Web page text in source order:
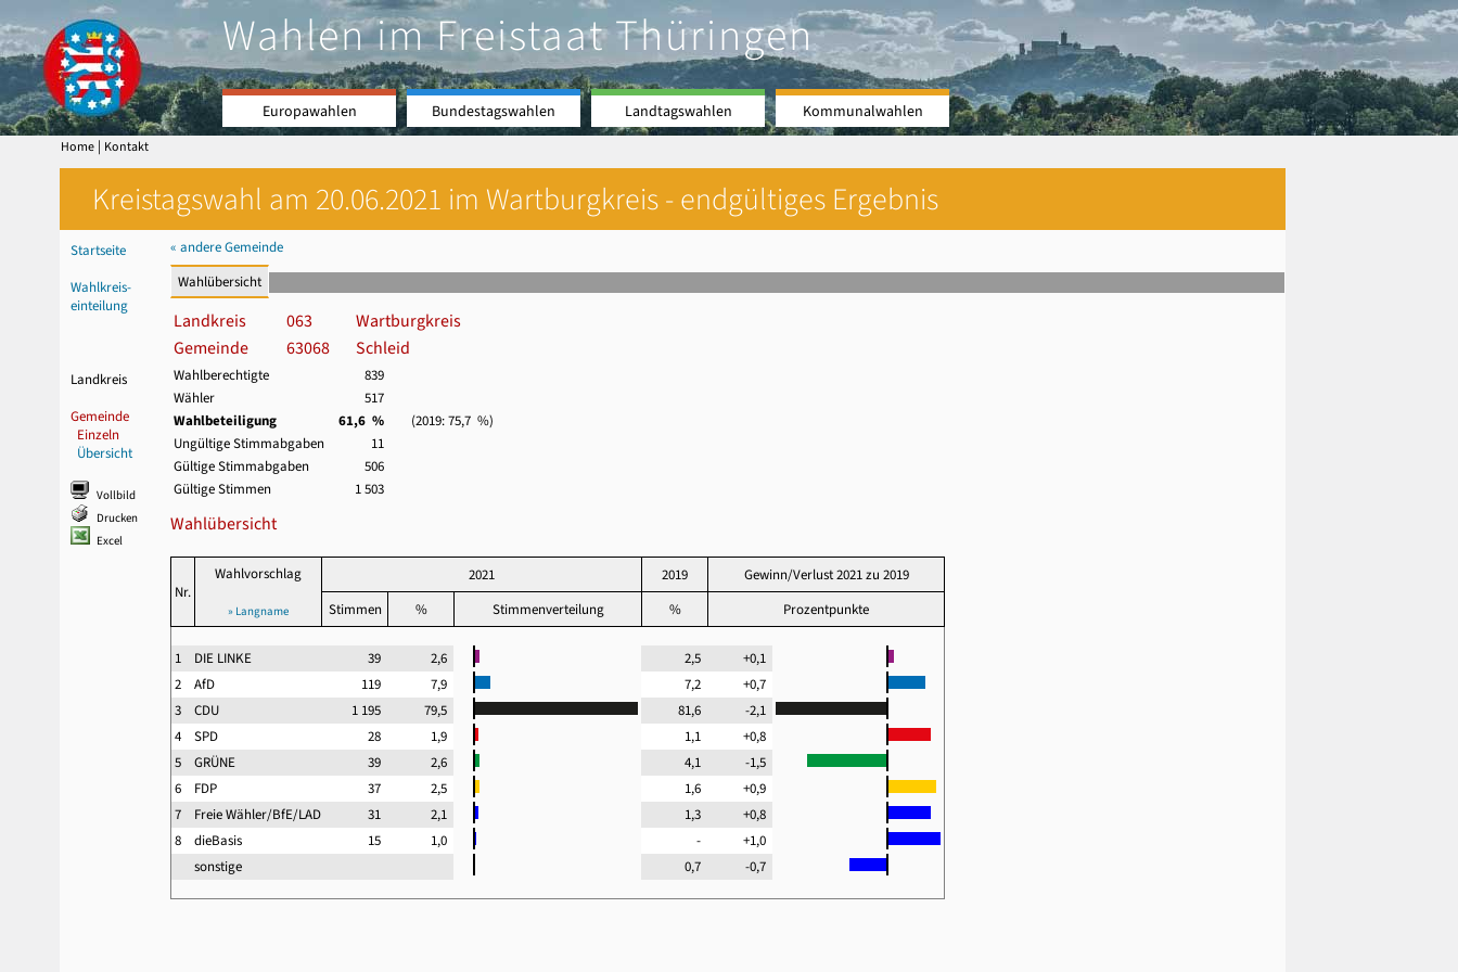
Wahlen im Freistaat Thüringen
Europawahlen Bundestagswahlen Landtagswahlen Kommunalwahlen
Home | Kontakt
Kreistagswahl am 20.06.2021 im Wartburgkreis - endgültiges Ergebnis
Startseite
Wahlkreis-
einteilung
Landkreis
Gemeinde
Einzeln
Übersicht
Vollbild
Drucken
Excel
« andere Gemeinde
Wahlübersicht
Landkreis 063
Wartburgkreis
Gemeinde
63068 Schleid
Wahlberechtigte
839
Wähler
517
Wahlbeteiligung
61,6 %
(2019: 75,7 %)
Ungültige Stimmabgaben
11
Gültige Stimmabgaben
506
Gültige Stimmen
1 503
Wahlübersicht
Nr.
Wahlvorschlag
» Langname
2021 2019
Gewinn/Verlust 2021 zu 2019
Stimmen
% Stimmenverteilung % Prozentpunkte
1 DIE LINKE 39 2,6 2,5
+0,1
2 AfD 119 7,9 7,2
+0,7
3 CDU 1 195 79,5 81,6
-2,1
4 SPD 28 1,9 1,1
+0,8
5 GRÜNE 39 2,6 4,1
-1,5
6 FDP 37 2,5 1,6
+0,9
7 Freie Wähler/BfE/LAD 31 2,1 1,3
+0,8
8 dieBasis 15 1,0 -
+1,0
sonstige
0,7 -0,7